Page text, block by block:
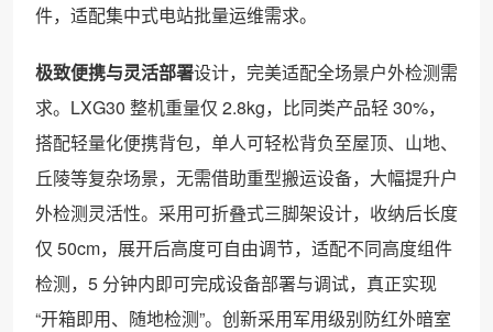
件，适配集中式电站批量运维需求。
极致便携与灵活部署设计，完美适配全场景户外检测需
求。LXG30 整机重量仅 2.8kg，比同类产品轻 30%，
搭配轻量化便携背包，单人可轻松背负至屋顶、山地、
丘陵等复杂场景，无需借助重型搬运设备，大幅提升户
外检测灵活性。采用可折叠式三脚架设计，收纳后长度
仅 50cm，展开后高度可自由调节，适配不同高度组件
检测，5 分钟内即可完成设备部署与调试，真正实现
“开箱即用、随地检测”。创新采用军用级别防红外暗室